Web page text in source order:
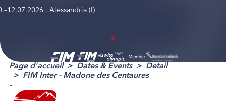
, Alessandria (I)
Page d'accueil Dates & Events
Detail
FIM Inter - Madone des Centaures
-